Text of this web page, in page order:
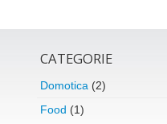
CATEGORIE
Domotica (2)
Food (1)